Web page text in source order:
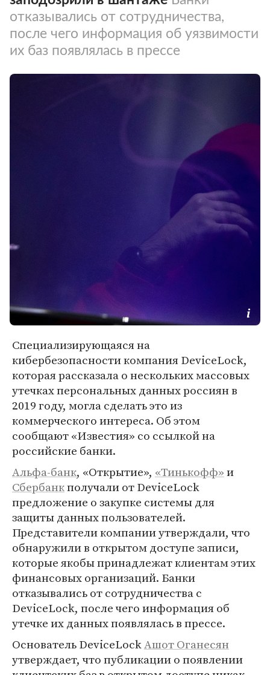
отказывались от сотрудничества,
после чего информация об уязвимости
их баз появлялась в прессе
Специализирующаяся на
кибербезопасности компания DeviceLock,
которая рассказала о нескольких массовых
утечках персональных данных россиян в
2019 году, могла сделать это из
коммерческого интереса. Об этом
сообщают «Известия» со ссылкой на
российские банки.
Альфа-банк, «Открытие», «Тинькофф»и
Сбербанкполучали от DeviceLock
предложение о закупке системы для
защиты данных пользователей.
Представители компании утверждали, что
обнаружили в открытом доступе записи,
которые якобы принадлежат клиентам этих
финансовых организаций. Банки
отказывались от сотрудничества с
DeviceLock, после чего информация об
утечке их данных появлялась в прессе.
Основатель DeviceLockАшот Оганесян
утверждает, что публикации о появлении